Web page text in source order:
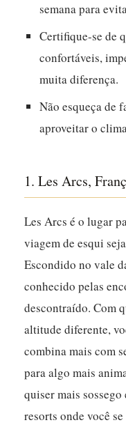
semana para
Certifique-se de
confortáveis,
muita diferença.
Não esqueça de
aproveitar o
1. Les Arcs,
Les Arcs é o lugar
viagem de esqui
Escondido no vale
conhecido pelas
descontraído. Com
altitude diferente,
combina mais com
para algo mais
quiser mais
resorts onde você